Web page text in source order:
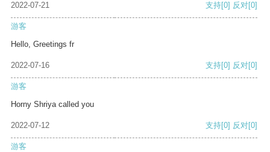
2022-07-21 支持[0] 反对[0]
游客
Hello, Greetings fr
2022-07-16 支持[0] 反对[0]
游客
Horny Shriya called you
2022-07-12 支持[0] 反对[0]
游客